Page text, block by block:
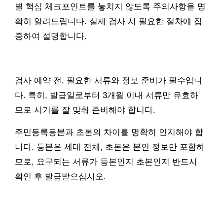
별 핵심 체크포인트를 놓치지 않도록 주의사항을 명
확히 알려드립니다. 실제 검사 시 필요한 절차에 집
중하여 설명합니다.
검사 예약 전, 필요한 서류와 정보 준비가 필수입니
다. 특히, 발급일로부터 3개월 이내 서류만 유효하
므로 시기를 잘 맞춰 준비해야 합니다.
주민등록등본과 초본의 차이를 명확히 인지해야 합
니다. 등본은 세대 전체, 초본은 본인 정보만 포함하
므로, 요구되는 서류가 등본인지 초본인지 반드시
확인 후 발급받으십시오.